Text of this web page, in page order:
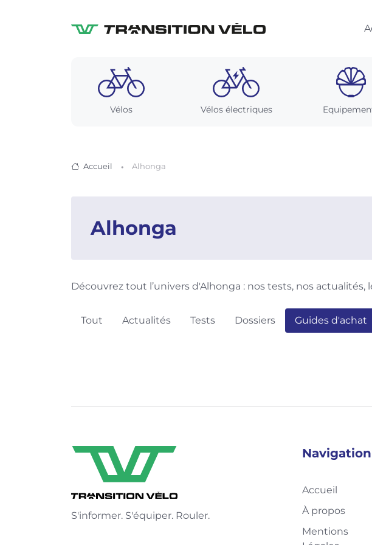
Vélos Vélos électriques
Accueil Alhonga
Alhonga
Découvrez tout l’univers d'Alhonga : nos tests, nos
Tout Actualités Tests Dossiers Guides d'achat
S'informer. S'équiper. Rouler.
Navigation
Accueil
À propos
Mentions